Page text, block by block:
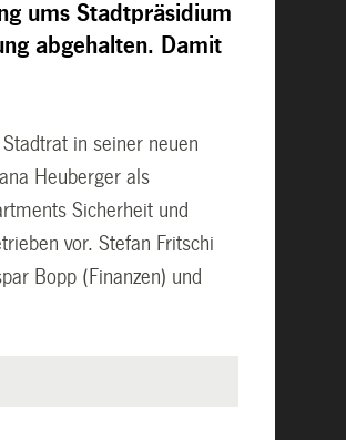
ums Stadtpräsidium
abgehalten. Damit
in seiner neuen
Heuberger als
Sicherheit und
vor. Stefan Fritschi
Bopp (Finanzen) und